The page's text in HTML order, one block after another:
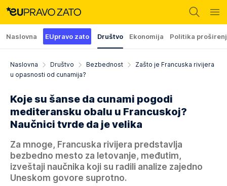
Naslovna EUpravo zato Društvo Ekonomija Politika
Naslovna Društvo Bezbednost
Zašto je Francuska rivijera
u opasnosti od cunamija?
Koje su šanse da cunami pogodi
mediteransku obalu u Francuskoj?
Naučnici tvrde da je velika
Za mnoge, Francuska rivijera predstavlja
bezbedno mesto za letovanje, međutim,
izveštaji naučnika koji su radili analize zajedno
Uneskom govore suprotno.